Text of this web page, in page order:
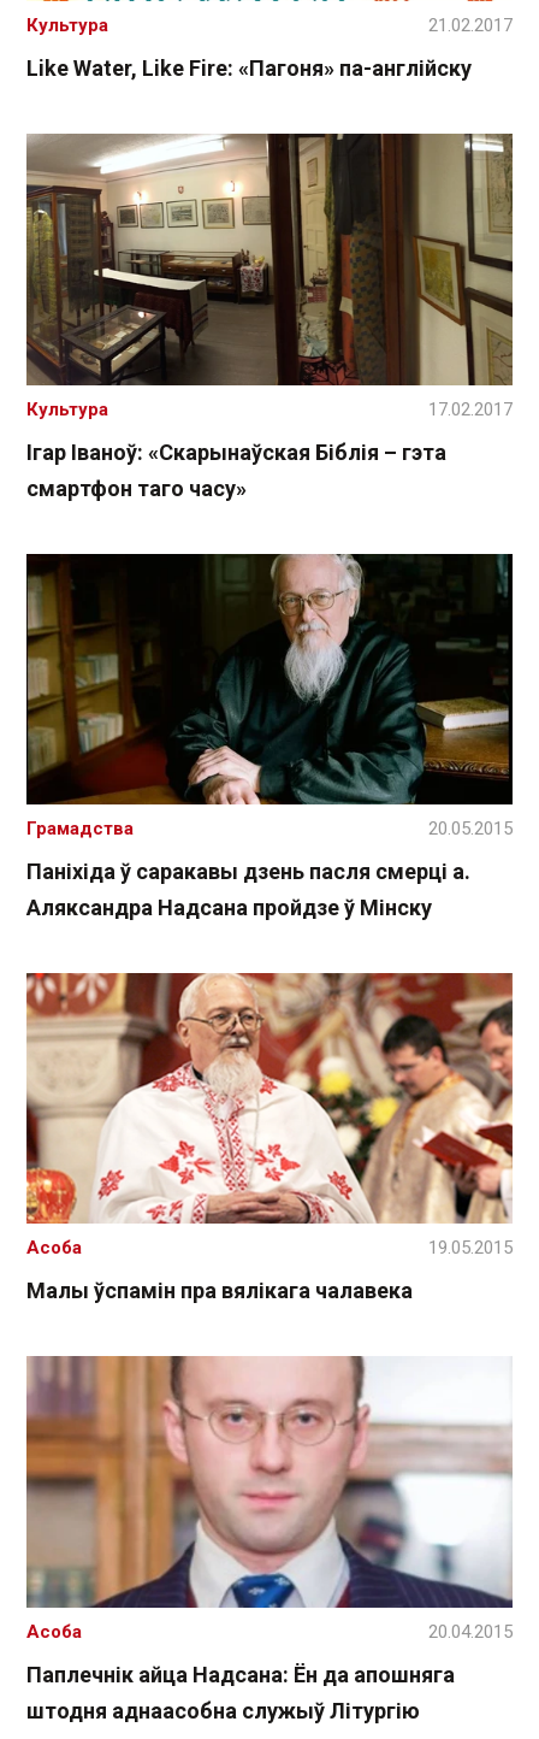
Like Water, Like Fire: «Пагоня» па-англійску
Культура 21.02.2017
Ігар Іваноў: «Скарынаўская Біблія – гэта
смартфон таго часу»
Культура 17.02.2017
Паніхіда ў саракавы дзень пасля смерці а.
Аляксандра Надсана пройдзе ў Мінску
Грамадства 20.05.2015
Малы ўспамін пра вялікага чалавека
Асоба 19.05.2015
Паплечнік айца Надсана: Ён да апошняга
штодня аднаасобна служыў Літургію
Асоба 20.04.2015